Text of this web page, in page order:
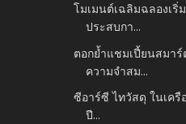
โมเมนต์เฉลิมฉลองเริ่
ประสบกา...
ตอกย้ำแชมเปี้ยนสมา
ความจำสม...
ซีอาร์ซี ไทวัสดุ ในเค
ปี...